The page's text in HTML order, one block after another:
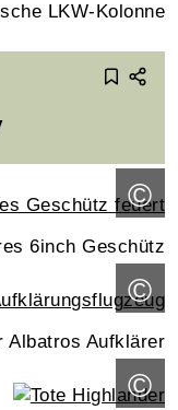
LKW-Kolonne
©
6inch Geschütz
©
Albatros Aufklärer
©